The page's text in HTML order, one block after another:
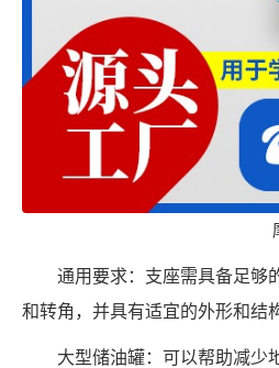
通用要求：支座需具备足够
和转角，并具有适宜的外形和结
大型储油罐：可以帮助减少